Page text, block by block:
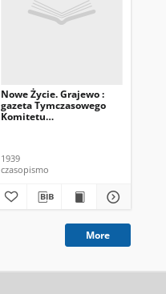
Nowe Życie. Grajewo :
gazeta Tymczasowego
Komitetu
Zachodniej Białorusi
1939, nr 8
1939
czasopismo
More